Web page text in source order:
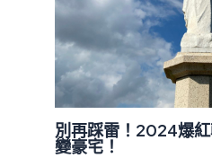
別再踩雷！2024爆
變豪宅！